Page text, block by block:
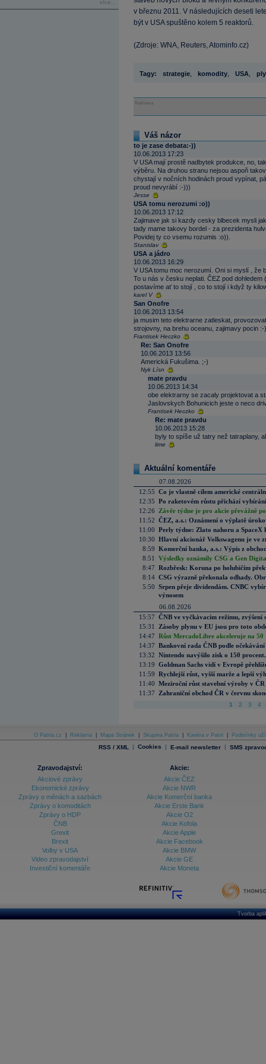
více...
v březnu 2011. V následujících deseti
být v USA spuštěno kolem 5 reaktorů.
(Zdroje: WNA, Reuters, Atominfo.cz)
Tagy: strategie komodity USA
Reklama
Váš názor
to je zase debata:-))
10.06.2013 17:23
V USA mají prostě nadbytek produkce, no,
výběru. Na druhou stranu nejsou aspoň
chystají v nočních hodinách proud vypínat,
proud nevyrábí :-)))
Jesse
USA tomu nerozumi :o))
10.06.2013 17:12
Zajimave jak si kazdy cesky blbecek mysli
tady mame takovy bordel - za prezidenta
Povidej ty co vsemu rozumis :o)).
Stanislav
USA a jádro
10.06.2013 16:29
V USA tomu moc nerozumí. Oni si myslí , že
To u nás v česku neplati. ČEZ pod
postavíme ať to stojí , co to stojí i když ty
karel V
San Onofre
10.06.2013 13:54
ja musim teto elektrarne zatleskat,
strojovny, na brehu oceanu, zajimavy pocin :-)
Frantisek Heczko
Re: San Onofre
10.06.2013 13:56
Americká Fukušima. ;-)
Nyk Lísn
mate pravdu
10.06.2013 14:34
obe elektrarny se zacaly projektovat a
Jaslovskych Bohunicich jeste o neco
Frantisek Heczko
Re: mate pravdu
10.06.2013 15:28
byly to spíše už tatry než tatraplany,
lime
Aktuální komentáře
07.08.2026
12:55 Co je vlastně cílem americké
12:35 Po raketovém růstu přichází
12:26
Závěr týdne je pro akcie převážně
11:52 ČEZ, a.s.: Oznámení o výplatě
11:00 Perly týdne: Zlato nahoru a SpaceX
10:30 Hlavní akcionář Volkswagenu je ve
8:59 Komerční banka, a.s.: Výpis z
8:51
Výsledky oznámily CSG a Gen
8:47 Rozbřesk: Koruna po holubičím
8:14 CSG výrazně překonala odhady.
5:50 Srpen přeje dividendám. CNBC
výnosem
06.08.2026
15:57 ČNB ve vyčkávacím režimu, zvýšení
15:31
Zásoby plynu v EU jsou pro toto
14:47 Růst MercadoLibre akceleruje na
14:37 Bankovní rada ČNB podle
13:32 Nintendo navýšilo zisk o 150
13:19 Goldman Sachs vidí v Evropě
11:59 Rychlejší růst, vyšší marže a lepší
11:40 Meziroční růst stavební výroby v
11:37
Zahraniční obchod ČR v červnu
1 2 3 4
O Patria.cz Reklama Mapa Stránek Skupina Patria Kariéra v Patrii Podmínky
RSS / XML | Cookies | E-mail newsletter | SMS
Zpravodajství:
Akciové zprávy
Ekonomické zprávy
Zprávy o měnách a sazbách
Zprávy o komoditách
Zprávy o HDP
ČNB
Grexit
Brexit
Volby v USA
Video zpravodajství
Investiční komentáře
Akcie:
Akcie ČEZ
Akcie NWR
Akcie Komerční banka
Akcie Erste Bank
Akcie O2
Akcie Kofola
Akcie Apple
Akcie Facebook
Akcie BMW
Akcie GE
Akcie Moneta
Tvorba